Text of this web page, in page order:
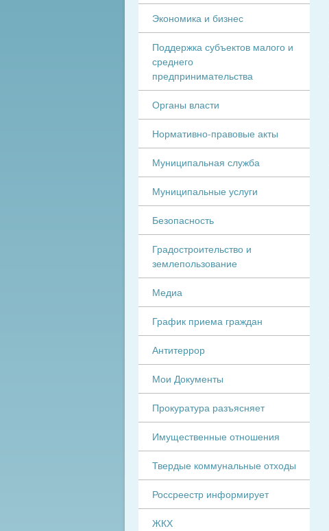
Экономика и бизнес
Поддержка субъектов малого и
среднего
предпринимательства
Органы власти
Нормативно-правовые акты
Муниципальная служба
Муниципальные услуги
Безопасность
Градостроительство и
землепользование
Медиа
График приема граждан
Антитеррор
Мои Документы
Прокуратура разъясняет
Имущественные отношения
Твердые коммунальные отходы
Россреестр информирует
ЖКХ